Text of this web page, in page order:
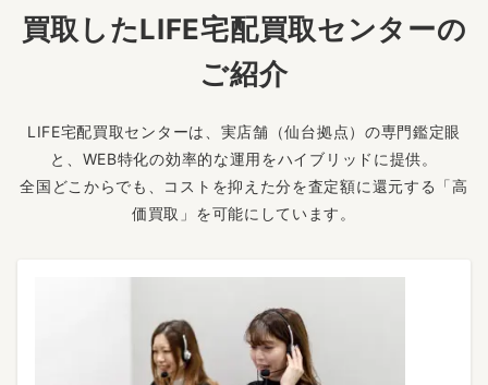
買取したLIFE宅配買取センターの
ご紹介
LIFE宅配買取センターは、実店舗（仙台拠点）の専門鑑定眼
と、WEB特化の効率的な運用をハイブリッドに提供。
全国どこからでも、コストを抑えた分を査定額に還元する「高
価買取」を可能にしています。